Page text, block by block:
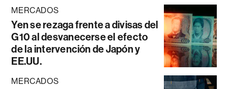
MERCADOS
Yen se rezaga frente a divisas del
G10 al desvanecerse el efecto
de la intervención de Japón y
EE.UU.
MERCADOS